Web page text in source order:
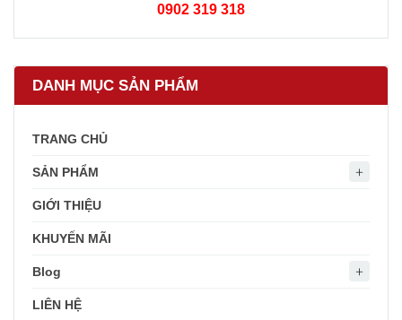
0902 319 318
DANH MỤC SẢN PHẨM
TRANG CHỦ
SẢN PHẨM
GIỚI THIỆU
KHUYẾN MÃI
Blog
LIÊN HỆ